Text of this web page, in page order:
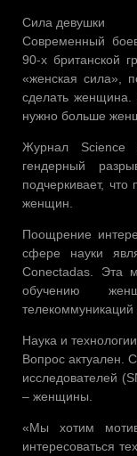
Сила девушки
Современный
90-х британской
«женская сила»,
сделать женщина.
нужно больше
Журнал Science
гендерный
подчеркивает,
женщин.
Поощрение
сфере науки
Conectadas. Эта
обучению
Наука и
Вопрос актуален.
исследователей
– женщины.
«Мы хотим
интересоваться